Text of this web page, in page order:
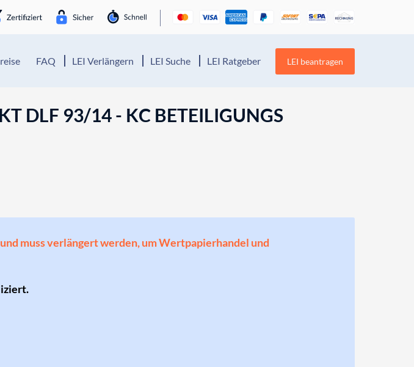
FAQ LEI Verlängern LEI Suche LEI Ratgeber LEI beantragen
DLF 93/14 - KC BETEILIGUNGS
muss verlängert werden, um Wertpapierhandel und